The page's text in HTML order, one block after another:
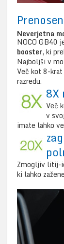
Neverjetna
NOCO GB40
booster, ki
Najboljši v
Več kot 8-
razredu.
8X
Več
v
imate lahko
Zmogljiv litij-
ki lahko